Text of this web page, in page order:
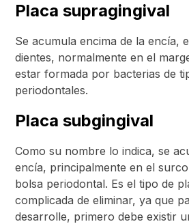
Placa supragingival
Se acumula encima de la encía,
dientes, normalmente en el
estar formada por bacterias de
periodontales.
Placa subgingival
Como su nombre lo indica, se
encía, principalmente en el
bolsa periodontal. Es el tipo de
complicada de eliminar, ya que
desarrolle, primero debe existir